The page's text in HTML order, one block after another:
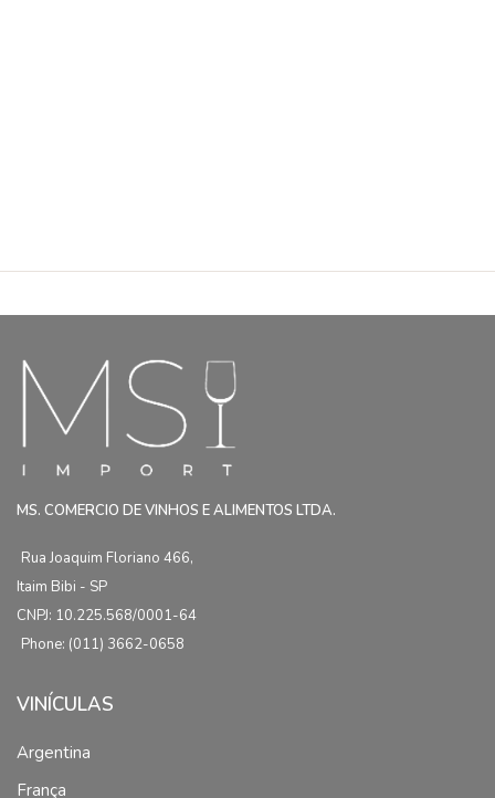
MS. COMERCIO DE VINHOS E ALIMENTOS LTDA.
Rua Joaquim Floriano 466,
Itaim Bibi - SP
CNPJ: 10.225.568/0001-64
Phone: (011) 3662-0658
VINÍCULAS
Argentina
França